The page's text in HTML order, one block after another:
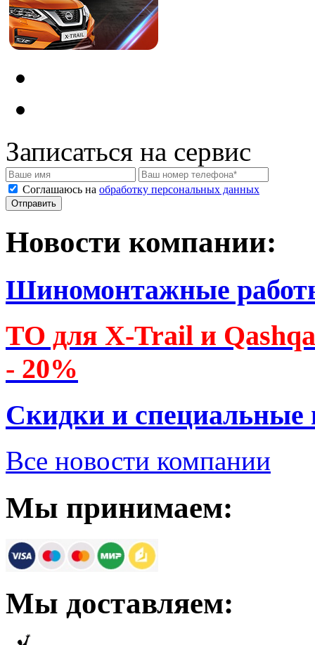
Записаться на сервис
Соглашаюсь на обработку персональных данных
Новости компании:
Шиномонтажные
ТО для X-Trail и
- 20%
Скидки и специальные
Все новости компании
Мы принимаем:
Мы доставляем: